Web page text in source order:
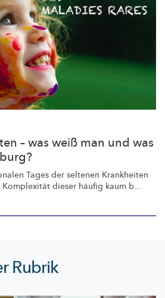
– was weiß man und was
Tages der seltenen Krankheiten
dieser häufig kaum b...
Rubrik